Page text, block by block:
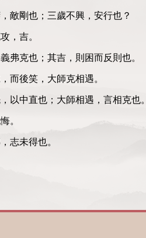
敵剛也；三歲不興，安行也？
，吉。
弗克也；其吉，則困而反則也。
而後笑，大師克相遇。
以中直也；大師相遇，言相克也。
。
志未得也。